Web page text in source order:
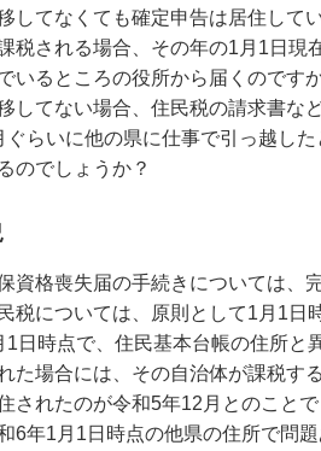
してなくても確定申告は居住して
税される場合、その年の1月1日現
いるところの役所から届くのです
してない場合、住民税の請求書な
ぐらいに他の県に仕事で引っ越し
のでしょうか？
資格喪失届の手続きについては、
税については、原則として1月1日
1日時点で、住民基本台帳の住所と
た場合には、その自治体が課税す
されたのが令和5年12月とのこと
6年1月1日時点の他県の住所で問題